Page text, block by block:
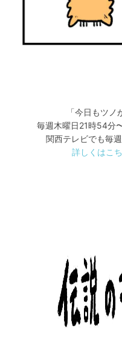
「今日もツ
毎週木曜日21時54分
関西テレビでも毎
詳しくはこ